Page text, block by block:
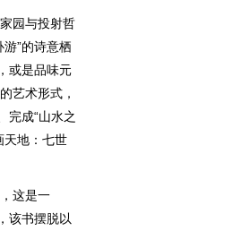
园与投射哲
”的诗意栖
或是品味元
艺术形式，
完成“山水之
天地：七世
这是一
该书摆脱以